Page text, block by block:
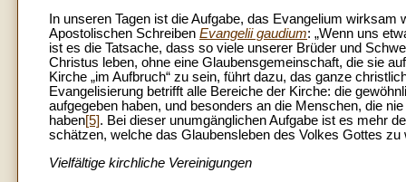
In unseren Tagen ist die Aufgabe, das Evangelium
Apostolischen Schreiben Evangelii gaudium: „Wenn uns
ist es die Tatsache, dass so viele unserer Brüder und
Christus leben, ohne eine Glaubensgemeinschaft, die sie
Kirche „im Aufbruch“ zu sein, führt dazu, das ganze
Evangelisierung betrifft alle Bereiche der Kirche: die
aufgegeben haben, und besonders an die Menschen, die
haben[5]. Bei dieser unumgänglichen Aufgabe ist es mehr
schätzen, welche das Glaubensleben des Volkes Gottes
Vielfältige kirchliche Vereinigungen